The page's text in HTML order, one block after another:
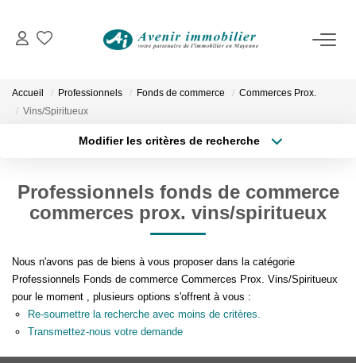
VENTES
Immobilier D'habitation
Immobilier D'entreprise
ESTIMATION
NOTRE AGENCE
Accueil Professionnels Fonds de commerce
Commerces Prox.
Vins/Spiritueux
Modifier les critères de recherche
Type de bien
Surface min
Créer une alerte
Professionnels fonds de commerce
commerces prox. vins/spiritueux
Nous n'avons pas de biens à vous proposer dans la catégorie
Professionnels Fonds de commerce Commerces Prox. Vins/Spiritueux
pour le moment , plusieurs options s'offrent à vous :
Re-soumettre la recherche avec moins de critères.
Transmettez-nous votre demande